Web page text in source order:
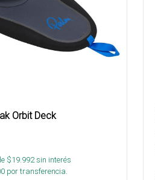
Orbit Deck
$19.992sin interés
por transferencia.